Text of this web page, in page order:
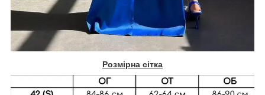
Розмірна сітка